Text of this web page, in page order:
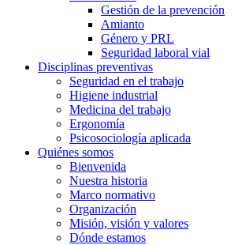
Gestión de la prevención
Amianto
Género y PRL
Seguridad laboral vial
Disciplinas preventivas
Seguridad en el trabajo
Higiene industrial
Medicina del trabajo
Ergonomía
Psicosociología aplicada
Quiénes somos
Bienvenida
Nuestra historia
Marco normativo
Organización
Misión, visión y valores
Dónde estamos